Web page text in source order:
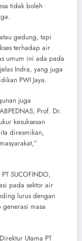
tidak boleh
gedung, tapi
terhadap air
umum ini ada pada
Indra, yang juga
PWI Jaya.
juga
Prof. Dr.
kesuksesan
diresmikan,
SUCOFINDO,
pada sektor air
lurus dengan
masa
Utama PT